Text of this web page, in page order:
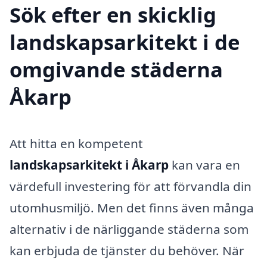
Sök efter en skicklig
landskapsarkitekt i de
omgivande städerna
Åkarp
Att hitta en kompetent
landskapsarkitekt i Åkarp kan vara en
värdefull investering för att förvandla din
utomhusmiljö. Men det finns även många
alternativ i de närliggande städerna som
kan erbjuda de tjänster du behöver. När